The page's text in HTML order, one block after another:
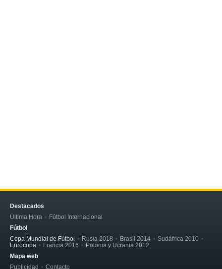
Destacados
Última Hora
Fútbol Internacional
Fútbol
Copa Mundial de Fútbol
Rusia 2018 Brasil 2014
Sudáfrica 2010
Eurocopa
Francia 2016
Polonia y Ucrania 2012
Mapa web
Publicidad
Contacto